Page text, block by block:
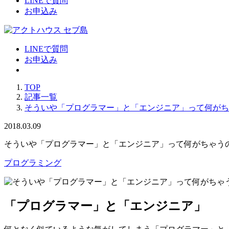
お申込み
LINEで質問
お申込み
TOP
記事一覧
そういや「プログラマー」と「エンジニア」って何が
2018.03.09
そういや「プログラマー」と「エンジニア」って何がちゃう
プログラミング
「プログラマー」と「エンジニア」